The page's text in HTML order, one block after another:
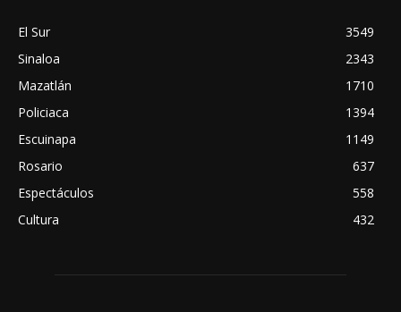
El Sur
3549
Sinaloa
2343
Mazatlán
1710
Policiaca
1394
Escuinapa
1149
Rosario
637
Espectáculos
558
Cultura
432